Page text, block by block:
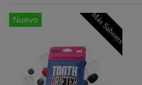
Más Sabores
Nuevo